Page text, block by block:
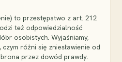
to przestępstwo z art. 212
też odpowiedzialność
osobistych. Wyjaśniamy,
różni się zniesławienie od
przez dowód prawdy.